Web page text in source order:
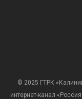
© 2025 ГТРК
интернет-канал